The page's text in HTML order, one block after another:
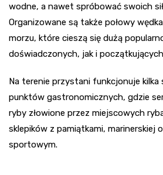
wodne, a nawet spróbować swoich
Organizowane są także połowy
morzu, które cieszą się dużą
doświadczonych, jak i
Na terenie przystani funkcjonuje kilka
punktów gastronomicznych, gdzie
ryby złowione przez miejscowych
sklepików z pamiątkami, marinerskiej
sportowym.